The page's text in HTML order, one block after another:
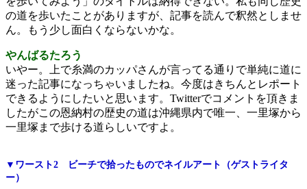
の道を歩いたことがありますが、記事を読んで釈然としませ
ん。もう少し面白くならないかな。
やんばるたろう
いやー。上で糸満のカッパさんが言ってる通りで単純に道に
迷った記事になっちゃいましたね。今度はきちんとレポート
できるようにしたいと思います。Twitterでコメントを頂きま
したがこの恩納村の歴史の道は沖縄県内で唯一、一里塚から
一里塚まで歩ける道らしいですよ。
▼ワースト2 ビーチで拾ったものでネイルアート（ゲストライタ
ー）